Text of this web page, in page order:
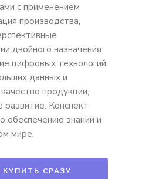
с применением
производства,
двойного назначения
цифровых технологий,
данных и
продукции,
развитие. Конспект
обеспечению знаний и
мире.
КУПИТЬ СРАЗУ